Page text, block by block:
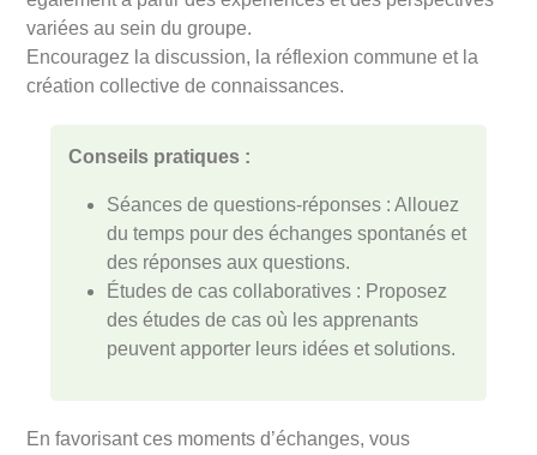
variées au sein du groupe.
Encouragez la discussion, la réflexion commune et la
création collective de connaissances.
Conseils pratiques :
Séances de questions-réponses : Allouez
du temps pour des échanges spontanés et
des réponses aux questions.
Études de cas collaboratives : Proposez
des études de cas où les apprenants
peuvent apporter leurs idées et solutions.
En favorisant ces moments d’échanges, vous